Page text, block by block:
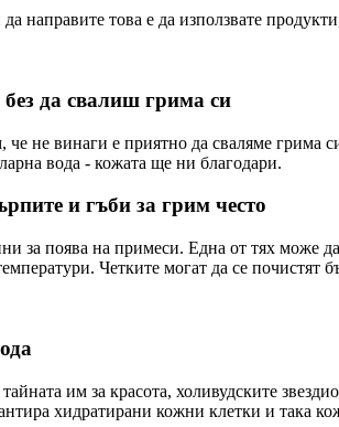
направите това е да използвате
да свалиш грима си
не винаги е приятно да сваляме грима
вода - кожата ще ни благодари.
и гъби за грим често
за поява на примеси. Една от тях може
Четките могат да се почистят
им за красота, холивудските
хидратирани кожни клетки и така